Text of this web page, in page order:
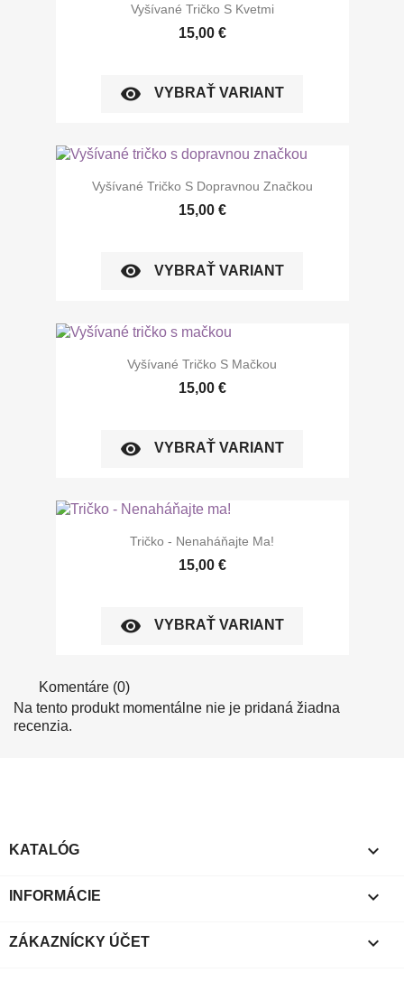
Vyšívané Tričko S Kvetmi
15,00 €
visibility VYBRAŤ VARIANT
Vyšívané Tričko S Dopravnou Značkou
15,00 €
visibility VYBRAŤ VARIANT
Vyšívané Tričko S Mačkou
15,00 €
visibility VYBRAŤ VARIANT
Tričko - Nenaháňajte Ma!
15,00 €
visibility VYBRAŤ VARIANT
Komentáre (0)
Na tento produkt momentálne nie je pridaná žiadna
recenzia.
KATALÓG 
INFORMÁCIE 
ZÁKAZNÍCKY ÚČET 